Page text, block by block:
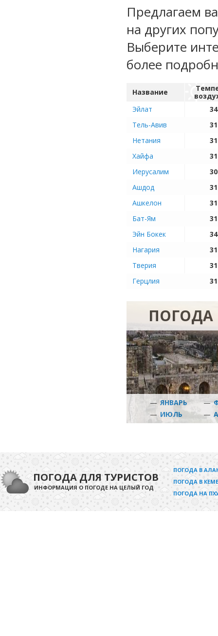
Предлагаем
на других
Выберите
более
Название
Эйлат
Тель-Авив
Нетания
Хайфа
Иерусалим
Ашдод
Ашкелон
Бат-Ям
Эйн Бокек
Нагария
Тверия
Герцлия
ПОГОДА
— ЯНВАРЬ —
— ИЮЛЬ —
ПОГОДА ДЛЯ ТУРИСТОВ
ИНФОРМАЦИЯ О ПОГОДЕ НА ЦЕЛЫЙ ГОД
ПОГОДА В
ПОГОДА В
ПОГОДА НА